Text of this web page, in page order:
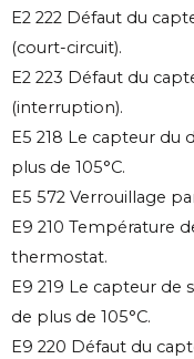
E2 222 Défaut du
(court-circuit).
E2 223 Défaut du
(interruption).
E5 218 Le capteur
plus de 105°C.
E5 572 Verrouillage
E9 210 Température
thermostat.
E9 219 Le capteur
de plus de 105°C.
E9 220 Défaut du